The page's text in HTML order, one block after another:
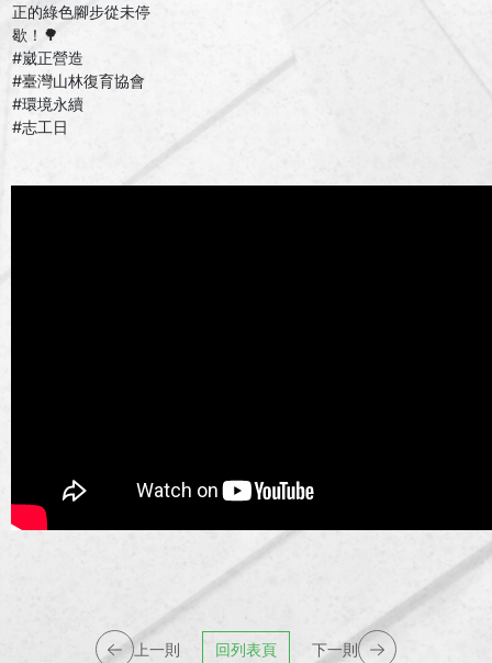
正的綠色腳步從未停
歇！🌳
#崴正營造
#臺灣山林復育協會
#環境永續
#志工日
上一則 回列表頁 下一則